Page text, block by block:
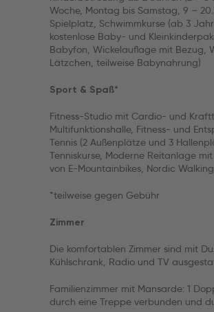
Woche, Montag bis Samstag, 9 –
Spielplatz, Schwimmkurse (ab 3
kostenlose Baby- und
Babyfon, Wickelauflage mit Bezug,
Lätzchen, teilweise Babynahrung)
Sport & Spaß*
Fitness-Studio mit Cardio- und
Multifunktionshalle, Fitness- und
Tennis (2 Außenplätze und 3
Tenniskurse, Moderne Reitanlage
von E-Mountainbikes, Nordic
*teilweise gegen Gebühr
Zimmer
Die komfortablen Zimmer sind mit
Kühlschrank, Radio und TV
Familienzimmer mit Mansarde: 1
durch eine Treppe verbunden und